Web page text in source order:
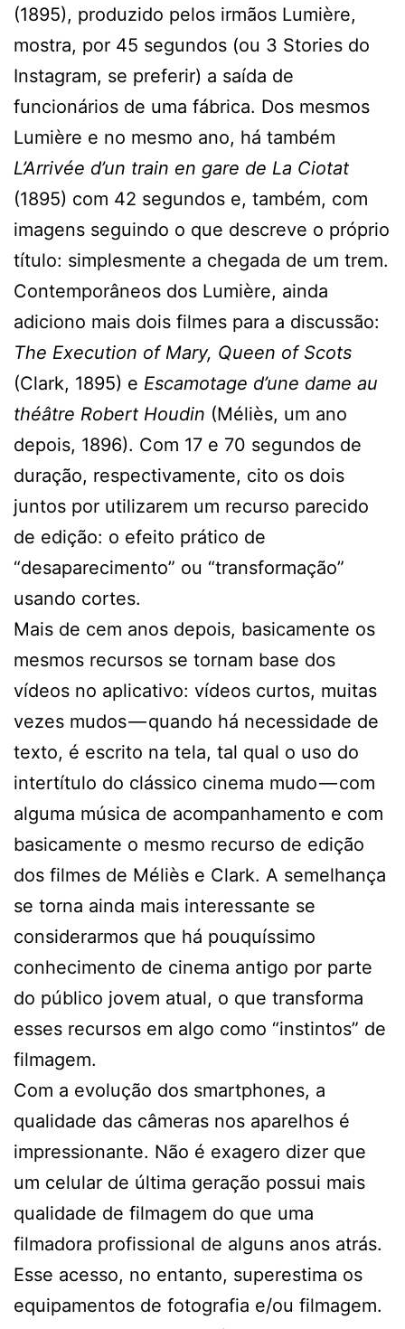
(1895), produzido pelos irmãos Lumière,
mostra, por 45 segundos (ou 3 Stories do
Instagram, se preferir) a saída de
funcionários de uma fábrica. Dos mesmos
Lumière e no mesmo ano, há também
L’Arrivée d’un train en gare de La Ciotat
(1895) com 42 segundos e, também, com
imagens seguindo o que descreve o próprio
título: simplesmente a chegada de um trem.
Contemporâneos dos Lumière, ainda
adiciono mais dois filmes para a discussão:
The Execution of Mary, Queen of Scots
(Clark, 1895) e Escamotage d’une dame au
théâtre Robert Houdin (Méliès, um ano
depois, 1896). Com 17 e 70 segundos de
duração, respectivamente, cito os dois
juntos por utilizarem um recurso parecido
de edição: o efeito prático de
“desaparecimento” ou “transformação”
usando cortes.
Mais de cem anos depois, basicamente os
mesmos recursos se tornam base dos
vídeos no aplicativo: vídeos curtos, muitas
vezes mudos — quando há necessidade de
texto, é escrito na tela, tal qual o uso do
intertítulo do clássico cinema mudo — com
alguma música de acompanhamento e com
basicamente o mesmo recurso de edição
dos filmes de Méliès e Clark. A semelhança
se torna ainda mais interessante se
considerarmos que há pouquíssimo
conhecimento de cinema antigo por parte
do público jovem atual, o que transforma
esses recursos em algo como “instintos” de
filmagem.
Com a evolução dos smartphones, a
qualidade das câmeras nos aparelhos é
impressionante. Não é exagero dizer que
um celular de última geração possui mais
qualidade de filmagem do que uma
filmadora profissional de alguns anos atrás.
Esse acesso, no entanto, superestima os
equipamentos de fotografia e/ou filmagem.